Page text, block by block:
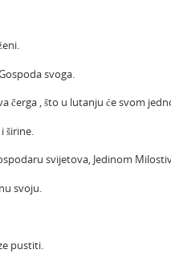
svoga.
čerga , što u lutanju će svom
širine.
svijetova, Jedinom
svoju.
pustiti.